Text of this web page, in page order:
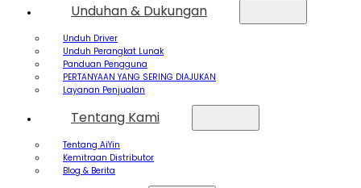
Unduhan & Dukungan
Unduh Driver
Unduh Perangkat Lunak
Panduan Pengguna
PERTANYAAN YANG SERING DIAJUKAN
Layanan Penjualan
Tentang Kami
Tentang AiYin
Kemitraan Distributor
Blog & Berita